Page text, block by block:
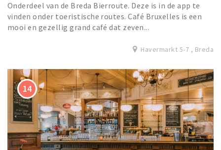
Onderdeel van de Breda Bierroute. Deze is in de app te
vinden onder toeristische routes. Café Bruxelles is een
mooi en gezellig grand café dat zeven...
Havermarkt 5-7 , Breda